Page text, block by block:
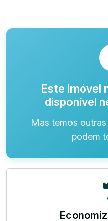
Este imóvel
disponível
Mas temos
podem